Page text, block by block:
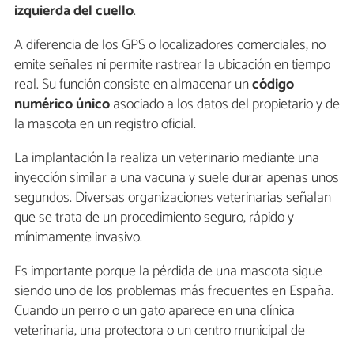
izquierda del cuello.
A diferencia de los GPS o localizadores comerciales, no
emite señales ni permite rastrear la ubicación en tiempo
real. Su función consiste en almacenar uncódigo
numérico únicoasociado a los datos del propietario y de
la mascota en un registro oficial.
La implantación la realiza un veterinario mediante una
inyección similar a una vacuna y suele durar apenas unos
segundos. Diversas organizaciones veterinarias señalan
que se trata de un procedimiento seguro, rápido y
mínimamente invasivo.
Es importante porque la pérdida de una mascota sigue
siendo uno de los problemas más frecuentes en España.
Cuando un perro o un gato aparece en una clínica
veterinaria, una protectora o un centro municipal de